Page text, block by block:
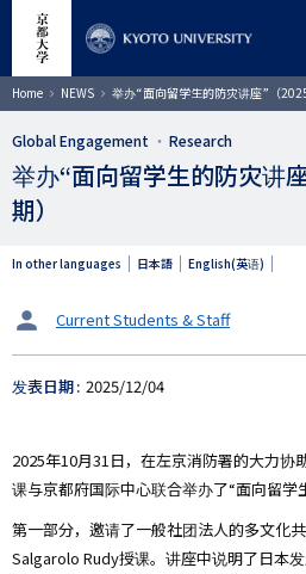
主
要
内
容
网站内搜索
Home NEWS 举办“面向留学生的防灾讲座”（
Global Engagement Research
举办“面向留学生的防灾讲
期）
In other languages 日本語 English(英语)
タ
ッ
Current Students & Staff
发表日期 2025/12/04
2025年10月31日，在左京消防署的大力协
课与京都府国际中心联合举办了“面向留学
第一部分，邀请了一般社团法人的多文化
Salgarolo Rudy授课。讲座中说明了日本